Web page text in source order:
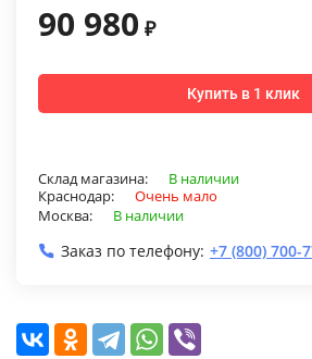
90 980 ₽
Купить в 1 клик
Склад магазина:
В наличии
Краснодар:
Очень мало
Москва:
В наличии
Заказ по телефону: +7 (800) 700-